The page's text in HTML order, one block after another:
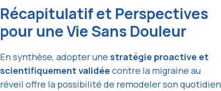
Récapitulatif et Perspectives
pour une Vie Sans Douleur
En synthèse, adopter une stratégie proactive et
scientifiquement validée contre la migraine au
réveil offre la possibilité de remodeler son quotidien